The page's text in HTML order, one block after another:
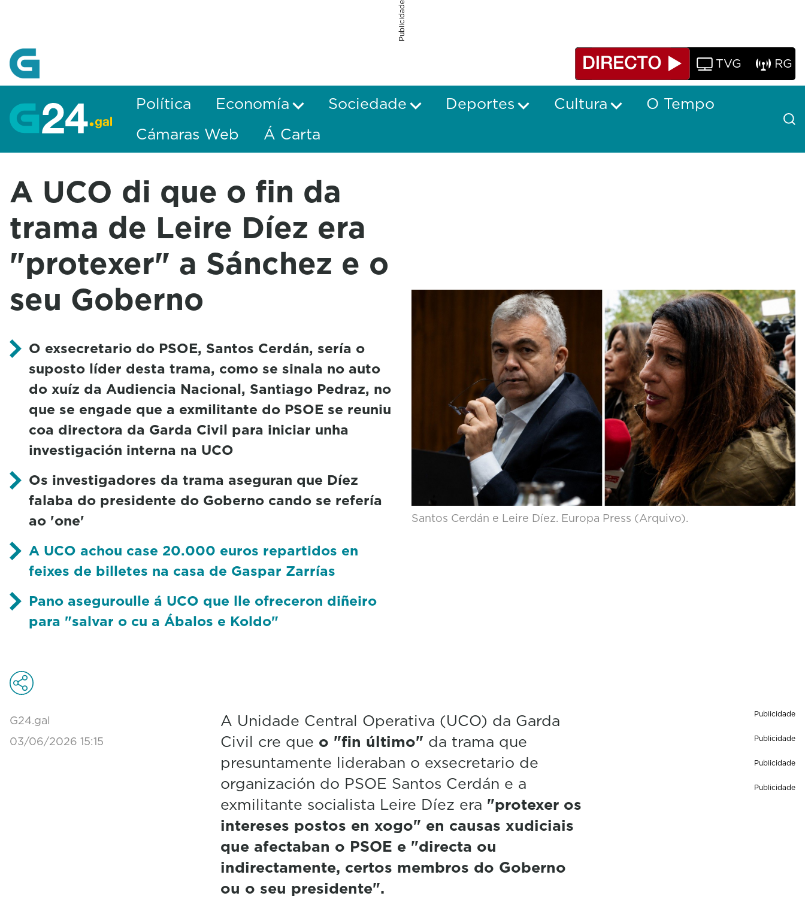
Publicidade
TVG RG
Política Economía Sociedade Deportes Cultura
O Tempo
Cámaras Web
Á Carta
A UCO di que o fin da
trama de Leire Díez era
"protexer" a Sánchez e o
seu Goberno
O exsecretario do PSOE, Santos Cerdán, sería o
suposto líder desta trama, como se sinala no auto
do xuíz da Audiencia Nacional, Santiago Pedraz, no
que se engade que a exmilitante do PSOE se reuniu
coa directora da Garda Civil para iniciar unha
investigación interna na UCO
Os investigadores da trama aseguran que Díez
falaba do presidente do Goberno cando se refería
ao 'one'
A UCO achou case 20.000 euros repartidos en
feixes de billetes na casa de Gaspar Zarrías
Pano aseguroulle á UCO que lle ofreceron diñeiro
para "salvar o cu a Ábalos e Koldo"
Santos Cerdán e Leire Díez. Europa Press (Arquivo).
G24.gal
03/06/2026 15:15
A Unidade Central Operativa (UCO) da Garda
Civil cre que o "fin último" da trama que
presuntamente lideraban o exsecretario de
organización do PSOE Santos Cerdán e a
exmilitante socialista Leire Díez era "protexer os
intereses postos en xogo" en causas xudiciais
que afectaban o PSOE e "directa ou
indirectamente, certos membros do Goberno
ou o seu presidente".
Publicidade
Publicidade
Publicidade
Publicidade